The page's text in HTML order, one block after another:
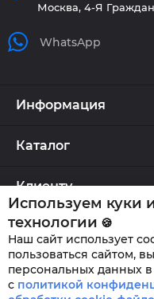
Москва, 4-Я
WhatsApp
Информация
Каталог
Клиенту
Используем куки
технологии 🍪
Наш сайт использует
пользоваться сайтом,
персональных данных в
с политикой